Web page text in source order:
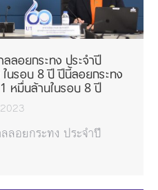
ลอยกระทง ประจำปี
นรอบ 8 ปี ปีนี้ลอยกระทง
หมื่นล้านในรอบ 8 ปี
ลอยกระทง ประจำปี